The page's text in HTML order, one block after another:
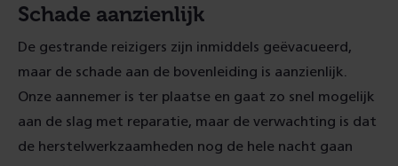
Schade aanzienlijk
De gestrande reizigers zijn inmiddels geëvacueerd,
maar de schade aan de bovenleiding is aanzienlijk.
Onze aannemer is ter plaatse en gaat zo snel mogelijk
aan de slag met reparatie, maar de verwachting is dat
de herstelwerkzaamheden nog de hele nacht gaan